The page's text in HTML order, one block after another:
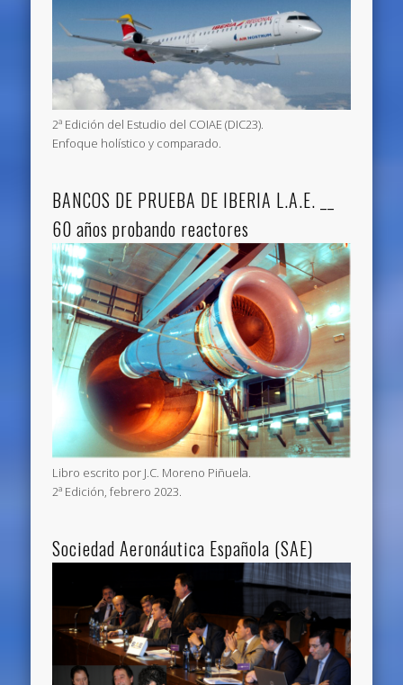
2ª Edición del Estudio del COIAE (DIC23).
Enfoque holístico y comparado.
BANCOS DE PRUEBA DE IBERIA L.A.E. __
60 años probando reactores
Libro escrito por J.C. Moreno Piñuela.
2ª Edición, febrero 2023.
Sociedad Aeronáutica Española (SAE)